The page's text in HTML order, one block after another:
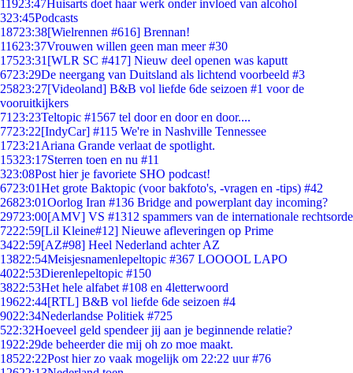
11923:47Huisarts doet haar werk onder invloed van alcohol
323:45Podcasts
18723:38[Wielrennen #616] Brennan!
11623:37Vrouwen willen geen man meer #30
17523:31 [WLR SC #417] Nieuw deel openen was kaputt
6723:29De neergang van Duitsland als lichtend voorbeeld #3
25823:27[Videoland] B&B vol liefde 6de seizoen #1 voor de
vooruitkijkers
71 23:23Teltopic #1567 tel door en door en door....
7723:22[IndyCar] #115 We're in Nashville Tennessee
1723:21 Ariana Grande verlaat de spotlight.
15323:17Sterren toen en nu #11
323:08Post hier je favoriete SHO podcast!
6723:01Het grote Baktopic (voor bakfoto's, -vragen en -tips) #42
26823:01Oorlog Iran #136 Bridge and powerplant day incoming?
29723:00[AMV] VS #1312 spammers van de internationale rechtsorde
7222:59[Lil Kleine#12] Nieuwe afleveringen op Prime
3422:59[AZ#98] Heel Nederland achter AZ
13822:54Meisjesnamenlepeltopic #367 LOOOOL LAPO
4022:53Dierenlepeltopic #150
3822:53Het hele alfabet #108 en 4letterwoord
19622:44[RTL] B&B vol liefde 6de seizoen #4
9022:34Nederlandse Politiek #725
522:32Hoeveel geld spendeer jij aan je beginnende relatie?
1922:29de beheerder die mij oh zo moe maakt.
18522:22Post hier zo vaak mogelijk om 22:22 uur #76